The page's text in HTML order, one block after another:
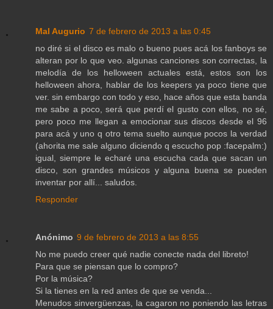
Mal Augurio 7 de febrero de 2013 a las 0:45
no diré si el disco es malo o bueno pues acá los fanboys se
alteran por lo que veo. algunas canciones son correctas, la
melodía de los helloween actuales está, estos son los
helloween ahora, hablar de los keepers ya poco tiene que
ver. sin embargo con todo y eso, hace años que esta banda
me sabe a poco, será que perdí el gusto con ellos, no sé,
pero poco me llegan a emocionar sus discos desde el 96
para acá y uno q otro tema suelto aunque pocos la verdad
(ahorita me sale alguno diciendo q escucho pop :facepalm:)
igual, siempre le echaré una escucha cada que sacan un
disco, son grandes músicos y alguna buena se pueden
inventar por allí... saludos.
Responder
Anónimo 9 de febrero de 2013 a las 8:55
No me puedo creer qué nadie conecte nada del libreto!
Para que se piensan que lo compro?
Por la música?
Si la tienes en la red antes de que se venda...
Menudos sinvergüenzas, la cagaron no poniendo las letras